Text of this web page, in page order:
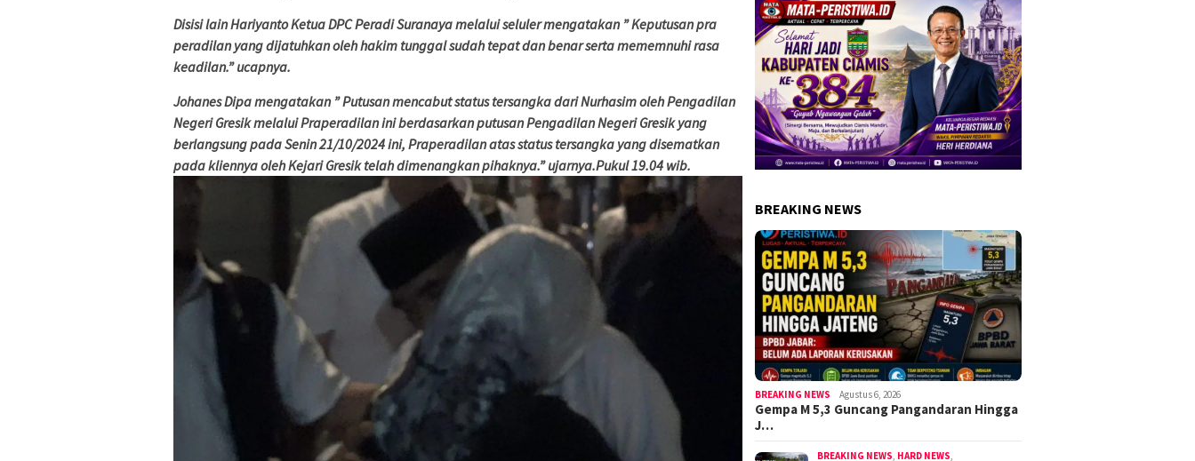
Disisi lain Hariyanto Ketua DPC Peradi Suranaya melalui seluler mengatakan ” Keputusan pra
peradilan yang dijatuhkan oleh hakim tunggal sudah tepat dan benar serta mememnuhi rasa
keadilan.” ucapnya.
Johanes Dipa mengatakan ” Putusan mencabut status tersangka dari Nurhasim oleh Pengadilan
Negeri Gresik melalui Praperadilan ini berdasarkan putusan Pengadilan Negeri Gresik yang
berlangsung pada Senin 21/10/2024 ini, Praperadilan atas status tersangka yang disematkan
pada kliennya oleh Kejari Gresik telah dimenangkan pihaknya.” ujarnya.Pukul 19.04 wib.
BREAKING NEWS
BREAKING NEWS Agustus 6, 2026
Gempa M 5,3 Guncang Pangandaran Hingga
J…
BREAKING NEWS HARD NEWS